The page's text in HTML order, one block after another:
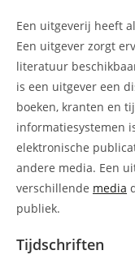
Een uitgeverij heeft
Een uitgever zorgt
literatuur
is een uitgever een
boeken, kranten en
informatiesystemen
elektronische
andere media. Een
verschillende media
publiek.
Tijdschriften